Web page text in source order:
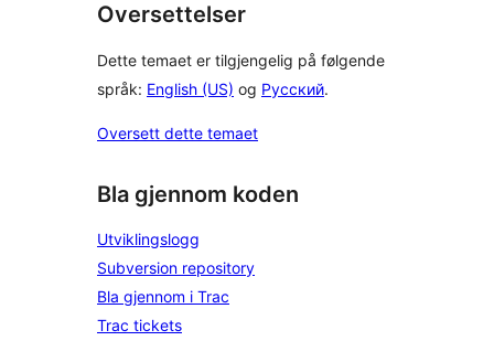
Oversettelser
Dette temaet er tilgjengelig på følgende
språk: English (US) og Русский.
Oversett dette temaet
Bla gjennom koden
Utviklingslogg
Subversion repository
Bla gjennom i Trac
Trac tickets